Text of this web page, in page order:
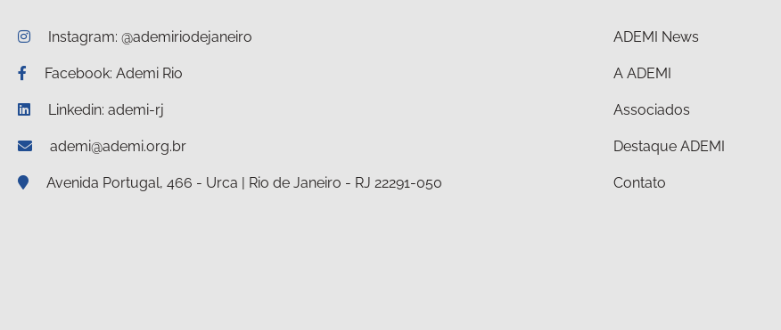
Instagram: @ademiriodejaneiro
Facebook: Ademi Rio
Linkedin: ademi-rj
ademi@ademi.org.br
Avenida Portugal, 466 - Urca | Rio de Janeiro - RJ 22291-050
ADEMI News
A ADEMI
Associados
Destaque ADEMI
Contato